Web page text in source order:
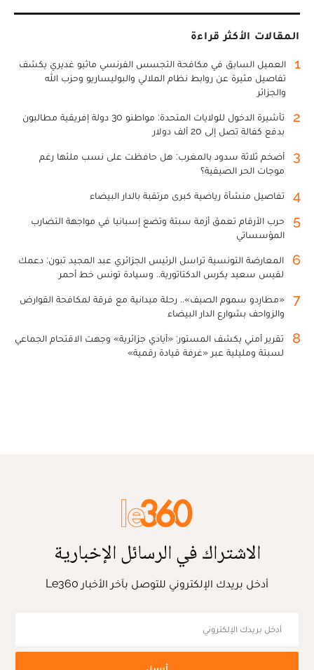
المقالات الأكثر قراءة
1
العميل السابق في مكافحة التجسس الفرنسي ماثيو غديري يكشف
تفاصيل مثيرة عن روابط نظام الملالي والبوليساريو وحزب الله
والجزائر
2
تأشيرة الدخول للولايات المتحدة: مواطنو 30 دولة إفريقية مطالبون
بدفع كفالة تصل إلى 20 ألف دولار
3
أضخم ثلاثة سدود بالمغرب: هل حافظت على نسب ملئها رغم
موجات الحر الصيفية؟
4 تفاصيل منشأة رياضية كبرى مرتقبة بالدار البيضاء
5
حرب الأرقام تعمق أزمة سبتة وتضع إسبانيا في مواجهة التضارب
المؤسساتي
6
المعارضة التونسية تراسل الرئيس الجزائري عبد المجيد تبون: دعمك
لقيس سعيد يكرس الدكتاتورية.. وسيادة تونس خط أحمر
7
«مطارِدو سموم الصيف».. رحلة ميدانية مع فرقة لمكافحة القوارض
والزواحف بشوارع الدار البيضاء
8
تقرير أمني يكشف المستور: «أيادي جزائرية» وجهت الاقتحام الجماعي
لسبتة ومليلية عبر «غرفة قيادة رقمية»
الاشتراك في الرسائل الإخبارية
أدخل بريدك الإلكتروني للتوصل بآخر الأخبار Le360